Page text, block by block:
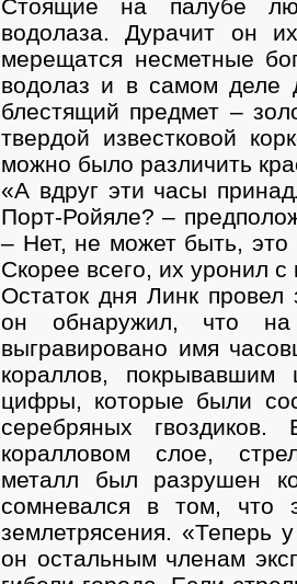
Стоящие на палубе
водолаза. Дурачит он
мерещатся несметные
водолаз и в самом деле
блестящий предмет –
твердой известковой
можно было различить
«А вдруг эти часы
Порт-Ройяле? –
– Нет, не может быть,
Скорее всего, их уронил
Остаток дня Линк провел
он обнаружил, что
выгравировано имя
кораллов, покрывавшим
цифры, которые были
серебряных
коралловом слое,
металл был разрушен
сомневался в том, что
землетрясения. «Теперь
он остальным членам